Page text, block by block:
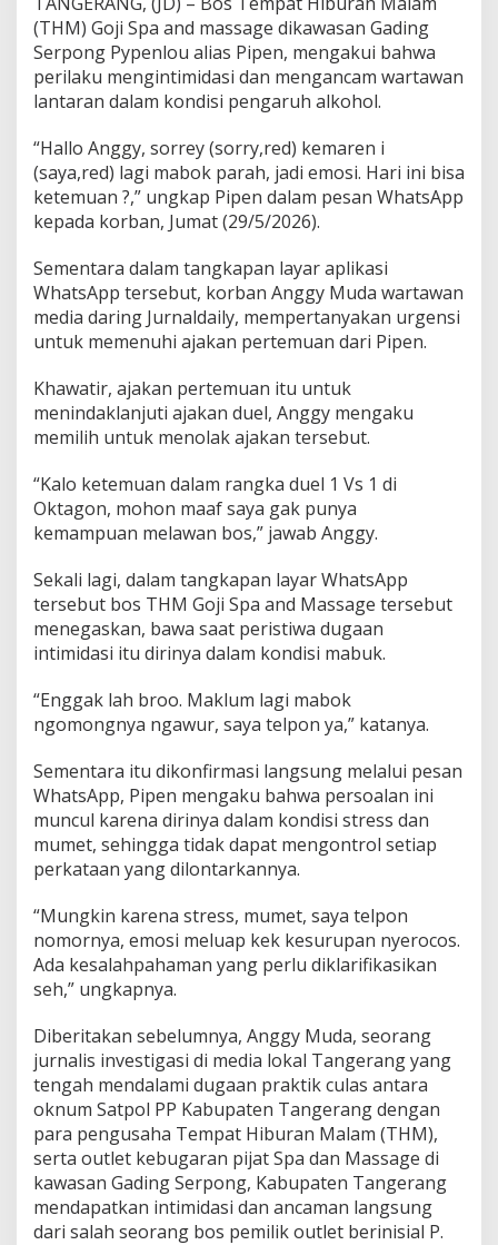
o
k
,
N
g
m
o
n
n
a
g
a
w
r
.
.
(THM) Goji Spa and massage dikawasan Gading
Serpong Pypenlou alias Pipen, mengakui bahwa
perilaku mengintimidasi dan mengancam wartawan
lantaran dalam kondisi pengaruh alkohol.
“Hallo Anggy, sorrey (sorry,red) kemaren i
(saya,red) lagi mabok parah, jadi emosi. Hari ini bisa
ketemuan ?,” ungkap Pipen dalam pesan WhatsApp
kepada korban, Jumat (29/5/2026).
Sementara dalam tangkapan layar aplikasi
WhatsApp tersebut, korban Anggy Muda wartawan
media daring Jurnaldaily, mempertanyakan urgensi
untuk memenuhi ajakan pertemuan dari Pipen.
Khawatir, ajakan pertemuan itu untuk
menindaklanjuti ajakan duel, Anggy mengaku
memilih untuk menolak ajakan tersebut.
“Kalo ketemuan dalam rangka duel 1 Vs 1 di
Oktagon, mohon maaf saya gak punya
kemampuan melawan bos,” jawab Anggy.
Sekali lagi, dalam tangkapan layar WhatsApp
tersebut bos THM Goji Spa and Massage tersebut
menegaskan, bawa saat peristiwa dugaan
intimidasi itu dirinya dalam kondisi mabuk.
“Enggak lah broo. Maklum lagi mabok
ngomongnya ngawur, saya telpon ya,” katanya.
Sementara itu dikonfirmasi langsung melalui pesan
WhatsApp, Pipen mengaku bahwa persoalan ini
muncul karena dirinya dalam kondisi stress dan
mumet, sehingga tidak dapat mengontrol setiap
perkataan yang dilontarkannya.
“Mungkin karena stress, mumet, saya telpon
nomornya, emosi meluap kek kesurupan nyerocos.
Ada kesalahpahaman yang perlu diklarifikasikan
seh,” ungkapnya.
Diberitakan sebelumnya, Anggy Muda, seorang
jurnalis investigasi di media lokal Tangerang yang
tengah mendalami dugaan praktik culas antara
oknum Satpol PP Kabupaten Tangerang dengan
para pengusaha Tempat Hiburan Malam (THM),
serta outlet kebugaran pijat Spa dan Massage di
kawasan Gading Serpong, Kabupaten Tangerang
mendapatkan intimidasi dan ancaman langsung
dari salah seorang bos pemilik outlet berinisial P.